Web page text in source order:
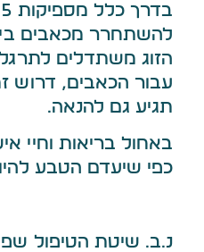
להשתחרר מכאבים
הזוג משתדלים
עבור הכאבים, דרוש
תגיע גם להנאה.
באחול בריאות וחיי
כפי שיעדם הטבע
נ.ב. שיטת הטיפול